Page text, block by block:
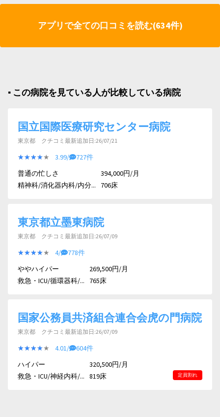
アプリで全ての口コミを読む(634件)
▪︎ この病院を見ている人が比較している病院
国立国際医療研究センター病院
東京都 クチコミ最新追加日:26/07/21
★★★★★
★★★★★ 3.99/
727件
普通の忙しさ
精神科/消化器内科/内分...
394,000円/月
706床
東京都立墨東病院
東京都 クチコミ最新追加日:26/07/09
★★★★★
★★★★★ 4/
778件
ややハイパー
救急・ICU/循環器科/...
269,500円/月
765床
国家公務員共済組合連合会虎の門病院
東京都 クチコミ最新追加日:26/07/09
★★★★★
★★★★★ 4.01/
604件
ハイパー
救急・ICU/神経内科/...
320,500円/月
819床
定員割れ